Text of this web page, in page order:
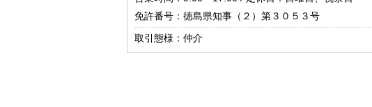
免許番号：徳島県知事（２）第３０５３号
取引態様：仲介